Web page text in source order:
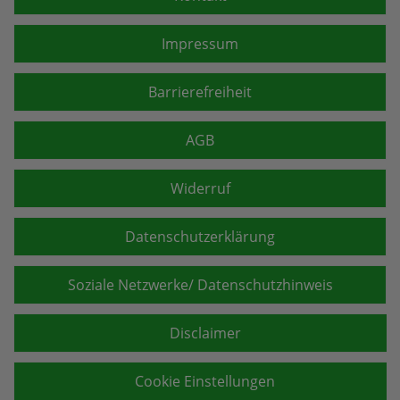
Impressum
Barrierefreiheit
AGB
Widerruf
Datenschutzerklärung
Soziale Netzwerke/ Datenschutzhinweis
Disclaimer
Cookie Einstellungen